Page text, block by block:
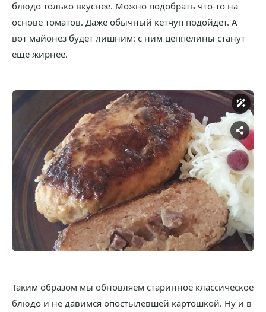
блюдо только вкуснее. Можно подобрать что-то на
основе томатов. Даже обычный кетчуп подойдет. А
вот майонез будет лишним: с ним цеппелины станут
еще жирнее.
Таким образом мы обновляем старинное классическое
блюдо и не давимся опостылевшей картошкой. Ну и в